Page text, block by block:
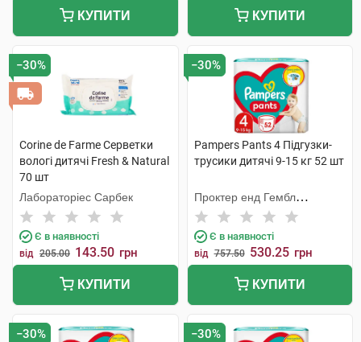
КУПИТИ КУПИТИ
−30%
Corine de Farme Серветки
вологі дитячі Fresh & Natural
70 шт
Лабораторіес Сарбек
Є в наявності
від 205.00 143.50 грн
КУПИТИ
−30%
Pampers Pants 4 Підгузки-
трусики дитячі 9-15 кг 52 шт
Проктер енд Гембл
Мануфекчурінг
Є в наявності
від 757.50 530.25 грн
КУПИТИ
−30% −30%